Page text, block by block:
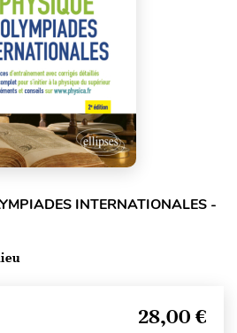
INTERNATIONALES -
28,00 €